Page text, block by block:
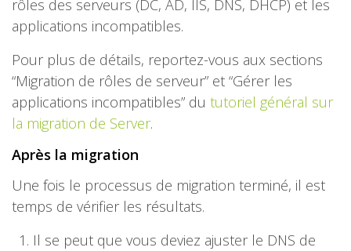
rôles des serveurs (DC, AD, IIS, DNS, DHCP) et les
applications incompatibles.
Pour plus de détails, reportez-vous aux sections
“Migration de rôles de serveur” et “Gérer les
applications incompatibles” du tutoriel général sur
la migration de Server.
Après la migration
Une fois le processus de migration terminé, il est
temps de vérifier les résultats.
Il se peut que vous deviez ajuster le DNS de